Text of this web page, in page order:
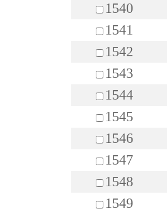
1540
1541
1542
1543
1544
1545
1546
1547
1548
1549